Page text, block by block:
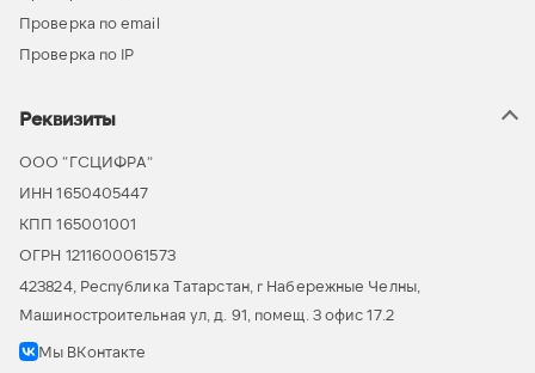
Проверка по email
Проверка по IP
Реквизиты
ООО “ГСЦИФРА”
ИНН 1650405447
КПП 165001001
ОГРН 1211600061573
423824, Республика Татарстан, г Набережные Челны,
Машиностроительная ул, д. 91, помещ. 3 офис 17.2
Мы ВКонтакте